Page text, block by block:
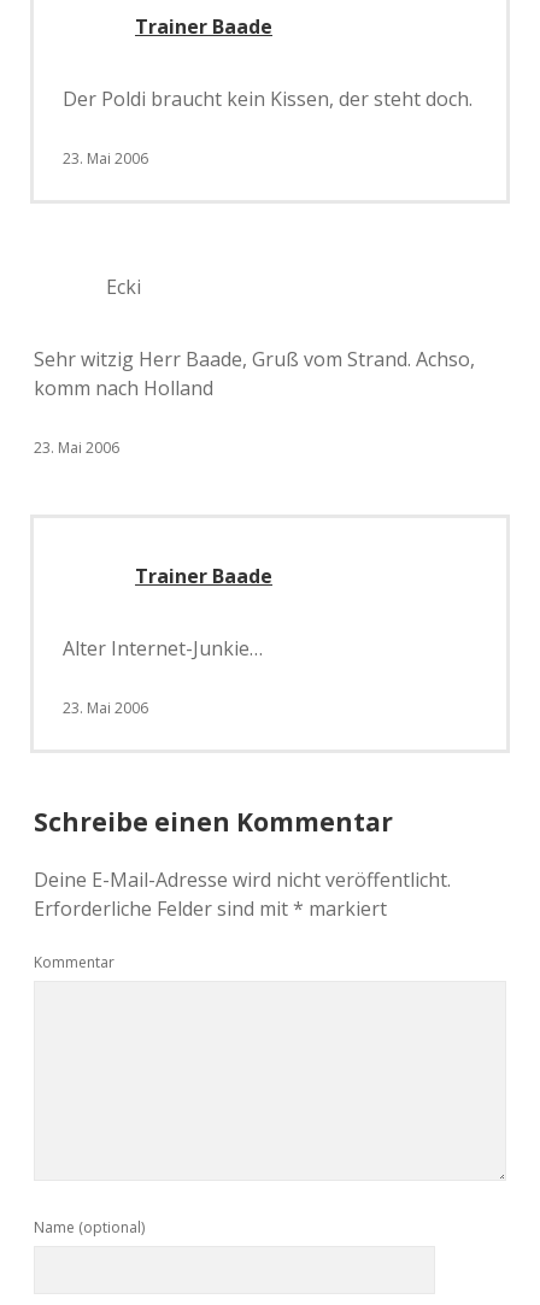
Trainer Baade
Der Poldi braucht kein Kissen, der steht doch.
23. Mai 2006
Ecki
Sehr witzig Herr Baade, Gruß vom Strand. Achso,
komm nach Holland
23. Mai 2006
Trainer Baade
Alter Internet-Junkie…
23. Mai 2006
Schreibe einen Kommentar
Deine E-Mail-Adresse wird nicht veröffentlicht.
Erforderliche Felder sind mit* markiert
Kommentar
Name (optional)